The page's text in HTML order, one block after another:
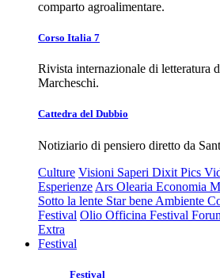
comparto agroalimentare.
Corso Italia 7
Rivista internazionale di letteratura
Marcheschi.
Cattedra del Dubbio
Notiziario di pensiero diretto da
Culture Visioni Saperi Dixit Pics
Esperienze Ars Olearia Economia
Sotto la lente Star bene Ambiente
Festival Olio Officina Festival
Extra
Festival
Festival